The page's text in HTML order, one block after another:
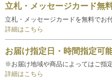
立札・メッセージカード無
立札・メッセージカードを無料でお
詳細はこちら
お届け指定日・時間指定可
※お届け地域や商品によってはご指
詳細はこちら